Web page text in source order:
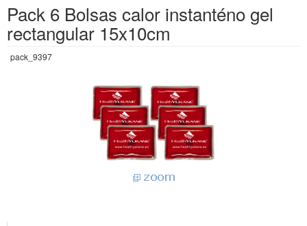
Pack 6 Bolsas calor instanténo gel
rectangular 15x10cm
pack_9397